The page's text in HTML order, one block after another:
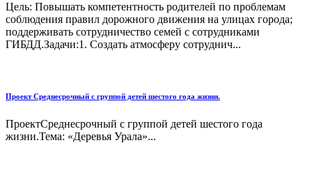
Цель: Повышать компетентность родителей по проблемам
соблюдения правил дорожного движения на улицах города;
поддерживать сотрудничество семей с сотрудниками
ГИБДД.Задачи:1. Создать атмосферу сотруднич...
Проект Среднесрочный с группой детей шестого года жизни.
ПроектСреднесрочный с группой детей шестого года
жизни.Тема: «Деревья Урала»...